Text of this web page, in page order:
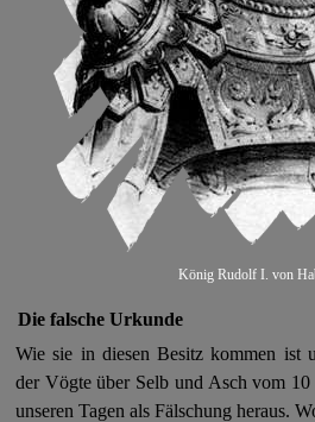
König Rudolf I. von
Die falsche Urkunde
Wie sie in diesen Besitz kommen ist
der Vögte über Selb und Asch vom
unseren Tagen als Fälschung heraus.